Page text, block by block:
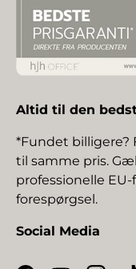
Altid til den
*Fundet billigere?
til samme pris.
professionelle
forespørgsel.
Social Media